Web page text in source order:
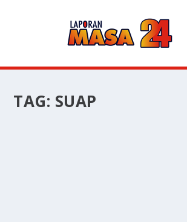
TAG: SUAP